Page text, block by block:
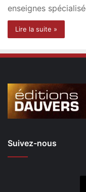
enseignes
Lire la suite »
Suivez-nous